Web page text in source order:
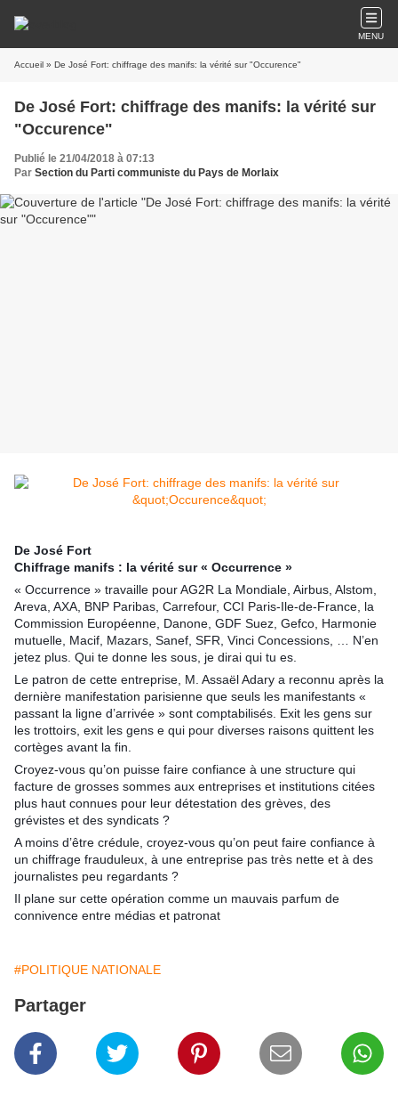
MENU
Accueil » De José Fort: chiffrage des manifs: la vérité sur "Occurence"
De José Fort: chiffrage des manifs: la vérité sur
"Occurence"
Publié le 21/04/2018 à 07:13
Par Section du Parti communiste du Pays de Morlaix
De José Fort
Chiffrage manifs : la vérité sur « Occurrence »
« Occurrence » travaille pour AG2R La Mondiale, Airbus, Alstom,
Areva, AXA, BNP Paribas, Carrefour, CCI Paris-Ile-de-France, la
Commission Européenne, Danone, GDF Suez, Gefco, Harmonie
mutuelle, Macif, Mazars, Sanef, SFR, Vinci Concessions, … N’en
jetez plus. Qui te donne les sous, je dirai qui tu es.
Le patron de cette entreprise, M. Assaël Adary a reconnu après la
dernière manifestation parisienne que seuls les manifestants «
passant la ligne d’arrivée » sont comptabilisés. Exit les gens sur
les trottoirs, exit les gens e qui pour diverses raisons quittent les
cortèges avant la fin.
Croyez-vous qu’on puisse faire confiance à une structure qui
facture de grosses sommes aux entreprises et institutions citées
plus haut connues pour leur détestation des grèves, des
grévistes et des syndicats ?
A moins d’être crédule, croyez-vous qu’on peut faire confiance à
un chiffrage frauduleux, à une entreprise pas très nette et à des
journalistes peu regardants ?
Il plane sur cette opération comme un mauvais parfum de
connivence entre médias et patronat
#POLITIQUE NATIONALE
Partager